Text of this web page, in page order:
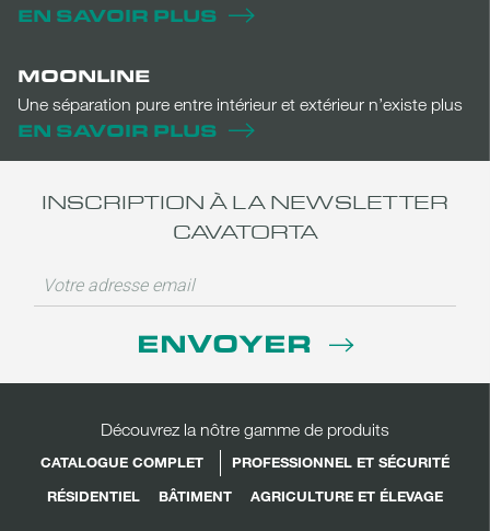
EN SAVOIR PLUS
MOONLINE
Une séparation pure entre intérieur et extérieur n’existe plus
EN SAVOIR PLUS
INSCRIPTION À LA NEWSLETTER
CAVATORTA
ENVOYER
Découvrez la nôtre gamme de produits
CATALOGUE COMPLET
PROFESSIONNEL ET SÉCURITÉ
RÉSIDENTIEL
BÂTIMENT AGRICULTURE ET ÉLEVAGE